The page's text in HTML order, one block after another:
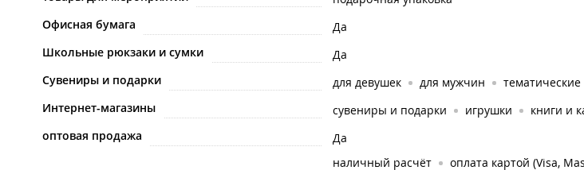
Офисная бумага
Да
Школьные рюкзаки и сумки
Да
Сувениры и подарки
для девушек для мужчин
Интернет-магазины
сувениры и подарки игрушки
книги и
оптовая продажа
Да
наличный расчёт оплата картой (Visa,